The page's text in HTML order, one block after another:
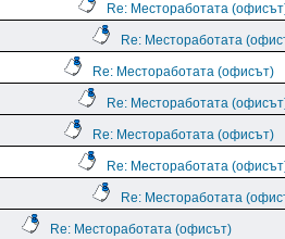
Re: Местоработата
Re: Местоработата
Re: Местоработата (офисът)
Re: Местоработата
Re: Местоработата (офисът)
Re: Местоработата
Re: Местоработата
Re: Местоработата (офисът)